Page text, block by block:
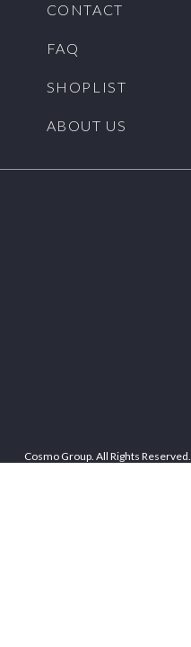
CONTACT
FAQ
SHOPLIST
ABOUT US
Cosmo Group. All Rights Reserved.